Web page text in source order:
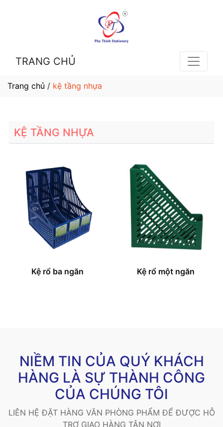
TRANG CHỦ
Trang chủ / kệ tầng nhựa
KỆ TẦNG NHỰA
Kệ rổ ba ngăn Kệ rổ một ngăn
NIỀM TIN CỦA QUÝ KHÁCH
HÀNG LÀ SỰ THÀNH CÔNG
CỦA CHÚNG TÔI
LIÊN HỆ ĐẶT HÀNG VĂN PHÒNG PHẨM ĐỂ ĐƯỢC HỖ
TRỢ GIAO HÀNG TẬN NƠI